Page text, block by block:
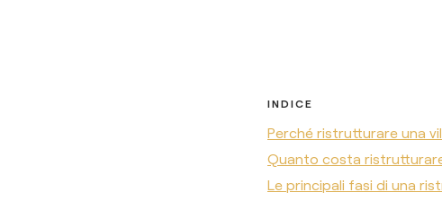
INDICE
Perché ristrutturare una
Quanto costa
Le principali fasi di una